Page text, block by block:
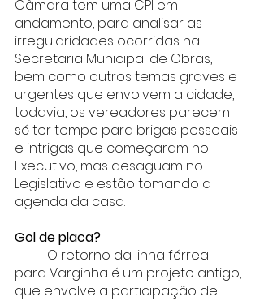
Câmara tem uma CPI em
andamento, para analisar as
irregularidades ocorridas na
Secretaria Municipal de Obras,
bem como outros temas graves e
urgentes que envolvem a cidade,
todavia, os vereadores parecem
só ter tempo para brigas pessoais
e intrigas que começaram no
Executivo, mas desaguam no
Legislativo e estão tomando a
agenda da casa.
Gol de placa?
para Varginha é um projeto antigo,
que envolve a participação de